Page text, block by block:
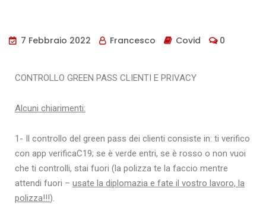
7 Febbraio 2022 Francesco Covid 0
CONTROLLO GREEN PASS CLIENTI E PRIVACY
Alcuni chiarimenti:
1- Il controllo del green pass dei clienti consiste in: ti verifico
con app verificaC19; se è verde entri, se è rosso o non vuoi
che ti controlli, stai fuori (la polizza te la faccio mentre
attendi fuori – usate la diplomazia e fate il vostro lavoro, la
polizza!!!).